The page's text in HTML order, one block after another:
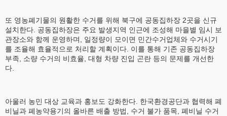
또 영농폐기물의 원활한 수거를 위해 북구에 공동집하장 2곳을 신규
설치한다. 공동집하장은 주요 발생지역 인근에 조성해 마을별 임시 보
관장소와 함께 운영하며, 일정량이 모이면 민간수거업체와 수거시기
를 조율해 효율적으로 처리할 계획이다. 이를 통해 기존 공동집하장
부족, 소량 수거의 비효율, 대형 차량 진입 곤란 등의 문제를 개선한
다.
아울러 농민 대상 교육과 홍보도 강화한다. 한국환경공단과 협력해 폐
비닐과 폐농약용기의 올바른 배출 방법, 수거 불가 품목, 폐비닐 수거